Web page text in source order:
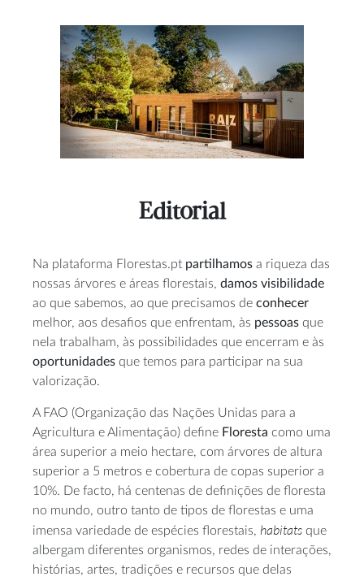
Editorial
Na plataforma Florestas.pt partilhamos a riqueza das
nossas árvores e áreas florestais, damos visibilidade
ao que sabemos, ao que precisamos de conhecer
melhor, aos desafios que enfrentam, às pessoas que
nela trabalham, às possibilidades que encerram e às
oportunidades que temos para participar na sua
valorização.
A FAO (Organização das Nações Unidas para a
Agricultura e Alimentação) define Floresta como uma
área superior a meio hectare, com árvores de altura
superior a 5 metros e cobertura de copas superior a
10%. De facto, há centenas de definições de floresta
no mundo, outro tanto de tipos de florestas e uma
imensa variedade de espécies florestais, habitats que
albergam diferentes organismos, redes de interações,
histórias, artes, tradições e recursos que delas